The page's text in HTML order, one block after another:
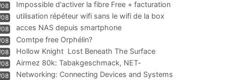
Impossible d'activer la fibre Free + facturation
résiliation
utilisation répéteur wifi sans le wifi de la box
acces NAS depuis smartphone
Comtpe free Orphélin?
Hollow Knight  Lost Beneath The Surface
Airmez 80k: Tabakgeschmack, NET-
Technologie und Leistung im
Networking: Connecting Devices and Systems